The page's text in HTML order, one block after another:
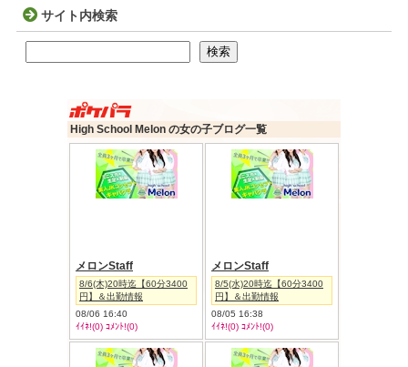
サイト内検索
検索